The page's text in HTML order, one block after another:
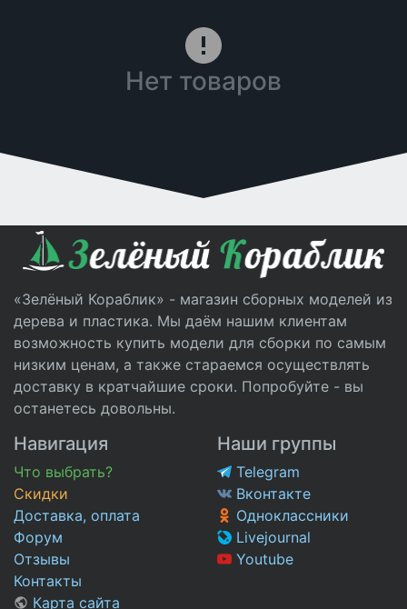
Нет товаров
«Зелёный Кораблик» - магазин сборных моделей из
дерева и пластика. Мы даём нашим клиентам
возможность купить модели для сборки по самым
низким ценам, а также стараемся осуществлять
доставку в кратчайшие сроки. Попробуйте - вы
останетесь довольны.
Навигация
Что выбрать?
Скидки
Доставка, оплата
Форум
Отзывы
Контакты
Карта сайта
Наши группы
Telegram
Вконтакте
Одноклассники
Livejournal
Youtube